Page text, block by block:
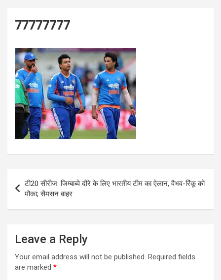
77777777
navigation
टी20 सीरीज: जिम्बाब्वे दौरे के लिए भारतीय टीम का ऐलान, वैभव-रिंकू को
मौका; सैमसन बाहर
Leave a Reply
Your email address will not be published. Required fields
are marked *